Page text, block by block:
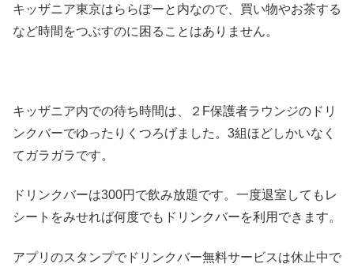
キッザニア東京はららぽーと内なので、買い物やお茶する
など時間をつぶすのに困ることはありません。
キッザニア内での待ち時間は、２F保護者ラウンジのドリ
ンクバーでゆったりくつろげました。3組ほどしかいなく
てガラガラです。
ドリンクバーは300円で飲み放題です。一度退室してもレ
シートをみせれば何度でもドリンクバーを利用できます。
アプリのスタンプでドリンクバー無料サービスは休止中で